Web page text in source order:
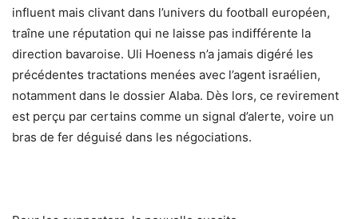
influent mais clivant dans l’univers du football européen,
traîne une réputation qui ne laisse pas indifférente la
direction bavaroise. Uli Hoeness n’a jamais digéré les
précédentes tractations menées avec l’agent israélien,
notamment dans le dossier Alaba. Dès lors, ce revirement
est perçu par certains comme un signal d’alerte, voire un
bras de fer déguisé dans les négociations.